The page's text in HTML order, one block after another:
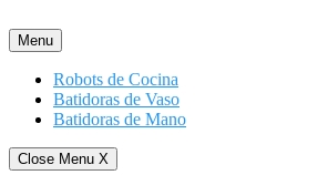
al
contenido
Menu
Robots de Cocina
Batidoras de Vaso
Batidoras de Mano
Close Menu X